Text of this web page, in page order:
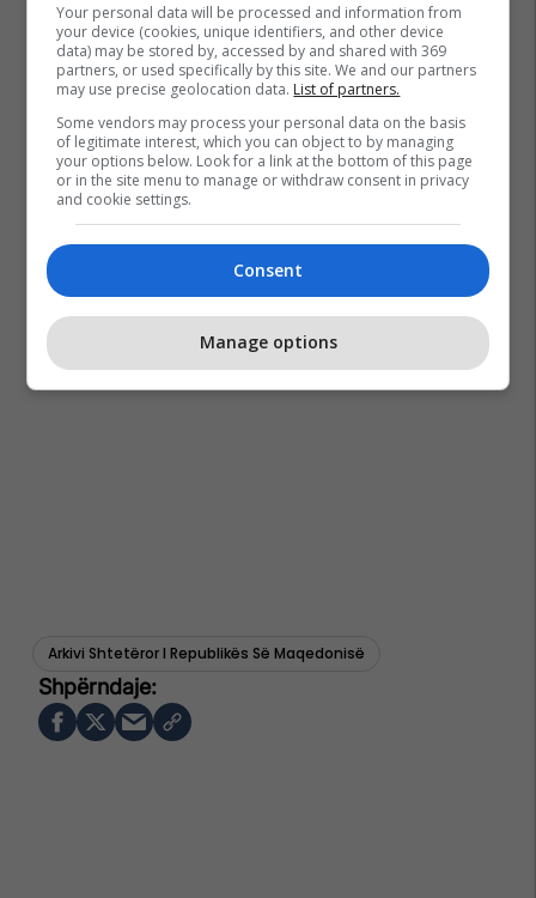
Arkivi Shtetëror I Republikës Së Maqedonisë
Your personal data will be processed and information from
your device (cookies, unique identifiers, and other device
data) may be stored by, accessed by and shared with 369
partners, or used specifically by this site. We and our partners
may use precise geolocation data. List of partners.
Some vendors may process your personal data on the basis
of legitimate interest, which you can object to by managing
your options below. Look for a link at the bottom of this page
or in the site menu to manage or withdraw consent in privacy
and cookie settings.
Consent
Manage options